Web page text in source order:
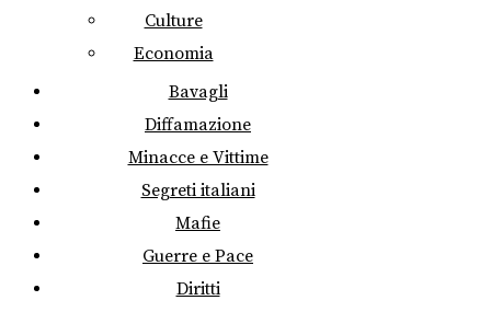
Culture
Economia
Bavagli
Diffamazione
Minacce e Vittime
Segreti italiani
Mafie
Guerre e Pace
Diritti